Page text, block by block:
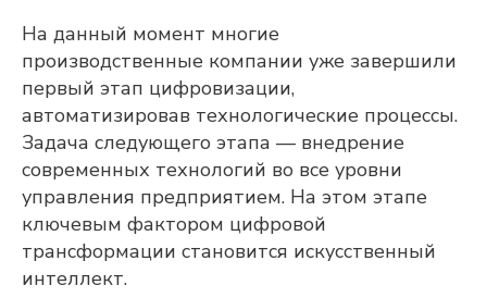
На данный момент многие
производственные компании уже завершили
первый этап цифровизации,
автоматизировав технологические процессы.
Задача следующего этапа — внедрение
современных технологий во все уровни
управления предприятием. На этом этапе
ключевым фактором цифровой
трансформации становится искусственный
интеллект.
Оставьте контакты,
и мы свяжемся с